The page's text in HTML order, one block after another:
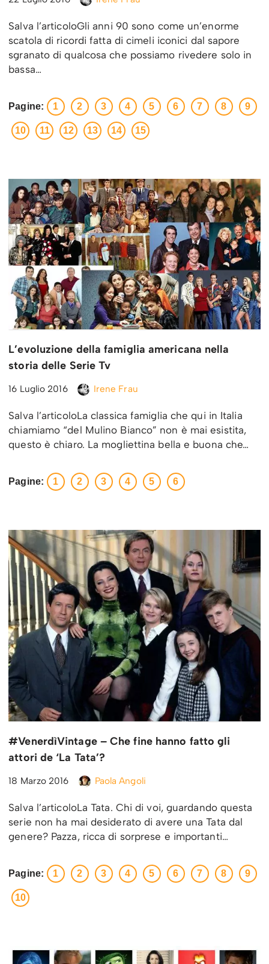
Salva l’articoloGli anni 90 sono come un’enorme
scatola di ricordi fatta di cimeli iconici dal sapore
sgranato di qualcosa che possiamo rivedere solo in
bassa…
Pagine: 1 2 3 4 5 6 7 8 9
10 11 12 13 14 15
L’evoluzione della famiglia americana nella
storia delle Serie Tv
16 Luglio 2016 Irene Frau
Salva l’articoloLa classica famiglia che qui in Italia
chiamiamo “del Mulino Bianco” non è mai esistita,
questo è chiaro. La mogliettina bella e buona che…
Pagine: 1 2 3 4 5 6
#VenerdìVintage – Che fine hanno fatto gli
attori de ‘La Tata’?
18 Marzo 2016 Paola Angoli
Salva l’articoloLa Tata. Chi di voi, guardando questa
serie non ha mai desiderato di avere una Tata dal
genere? Pazza, ricca di sorprese e importanti…
Pagine: 1 2 3 4 5 6 7 8 9
10